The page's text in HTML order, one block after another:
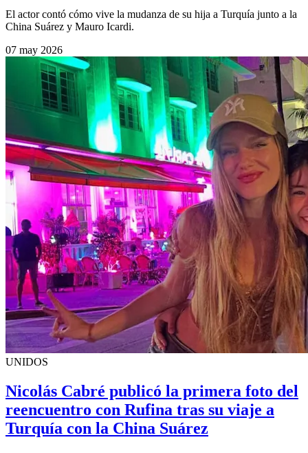
El actor contó cómo vive la mudanza de su hija a Turquía junto a la
China Suárez y Mauro Icardi.
07 may 2026
UNIDOS
Nicolás Cabré publicó la primera foto del
reencuentro con Rufina tras su viaje a
Turquía con la China Suárez